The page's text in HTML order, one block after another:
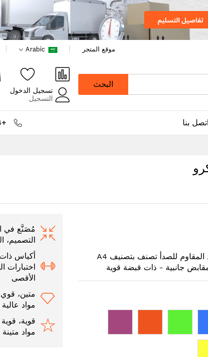
موقع المتجر Arabic
البحث
تسجيل الدخول
التسجيل
اتصل بنا
+44 (0) 1792 794742
مُصَنَّع في
التصميم،
أكياس
اختبارات
الأقصى
متين، قوي
مواد
قوية،
مواد